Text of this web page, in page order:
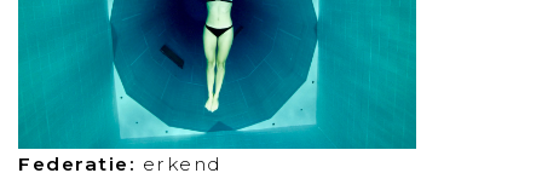
Federatie: erkend